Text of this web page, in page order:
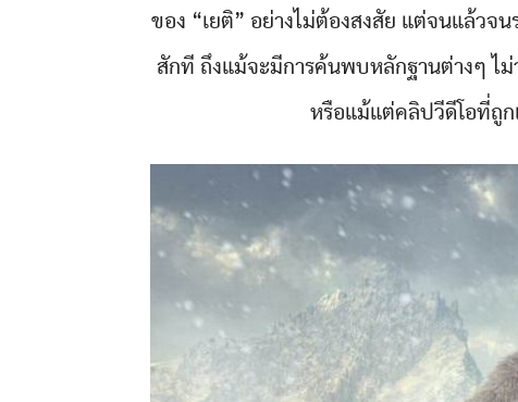
ของ “เยติ” อย่างไม่ต้องสงสัย แต่จนแล้วจ
สักที ถึงแม้จะมีการค้นพบหลักฐานต่างๆ ไ
หรือแม้แต่คลิปวีดีโอที่ถูก